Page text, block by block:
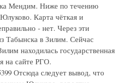
Мендим. Ниже по течению
Карта чёткая и
- нет. Через эти
Табынска в Зилим. Сейчас
находилась государственная
на сайте РГО.
Отсюда следует вывод, что